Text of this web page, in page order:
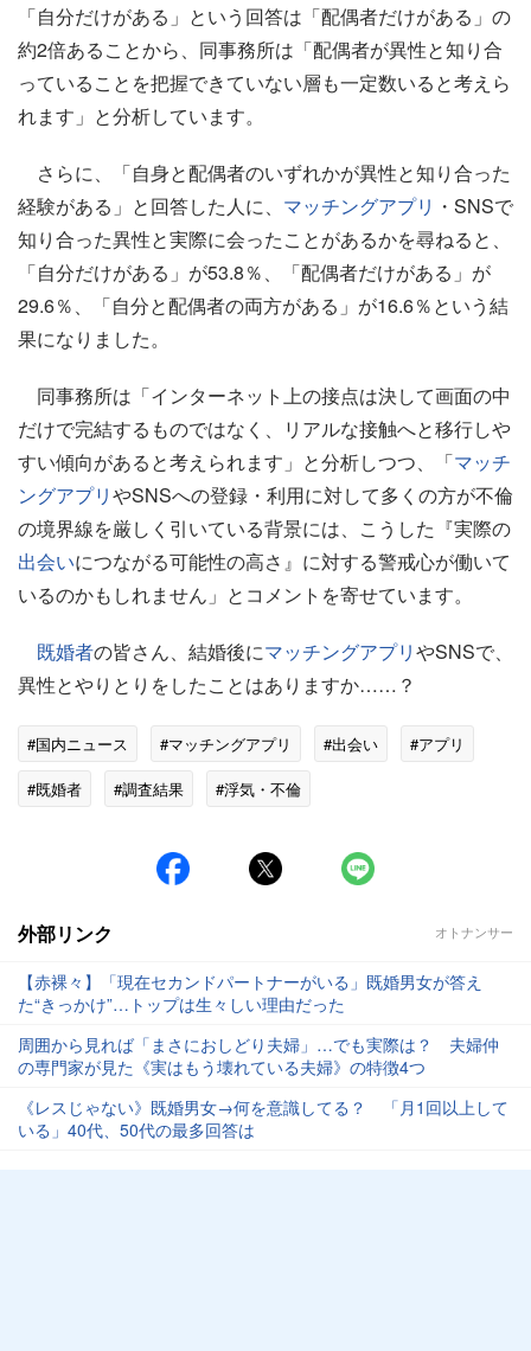
「自分だけがある」という回答は「配偶者だけがある」の
約2倍あることから、同事務所は「配偶者が異性と知り合
っていることを把握できていない層も一定数いると考えら
れます」と分析しています。
さらに、「自身と配偶者のいずれかが異性と知り合った
経験がある」と回答した人に、 マッチングアプリ ・SNSで
知り合った異性と実際に会ったことがあるかを尋ねると、
「自分だけがある」が53.8％、「配偶者だけがある」が
29.6％、「自分と配偶者の両方がある」が16.6％という結
果になりました。
同事務所は「インターネット上の接点は決して画面の中
だけで完結するものではなく、リアルな接触へと移行しや
すい傾向があると考えられます」と分析しつつ、「マッチ
ングアプリやSNSへの登録・利用に対して多くの方が不倫
の境界線を厳しく引いている背景には、こうした『実際の
出会いにつながる可能性の高さ』に対する警戒心が働いて
いるのかもしれません」とコメントを寄せています。
既婚者の皆さん、結婚後にマッチングアプリやSNSで、
異性とやりとりをしたことはありますか……？
#国内ニュース #マッチングアプリ #出会い
#アプリ
#既婚者
#調査結果 #浮気・不倫
外部リンク オトナンサー
【赤裸々】「現在セカンドパートナーがいる」既婚男女が答え
た“きっかけ”…トップは生々しい理由だった
周囲から見れば「まさにおしどり夫婦」…でも実際は？ 夫婦仲
の専門家が見た《実はもう壊れている夫婦》の特徴4つ
《レスじゃない》既婚男女→何を意識してる？ 「月1回以上して
いる」40代、50代の最多回答は